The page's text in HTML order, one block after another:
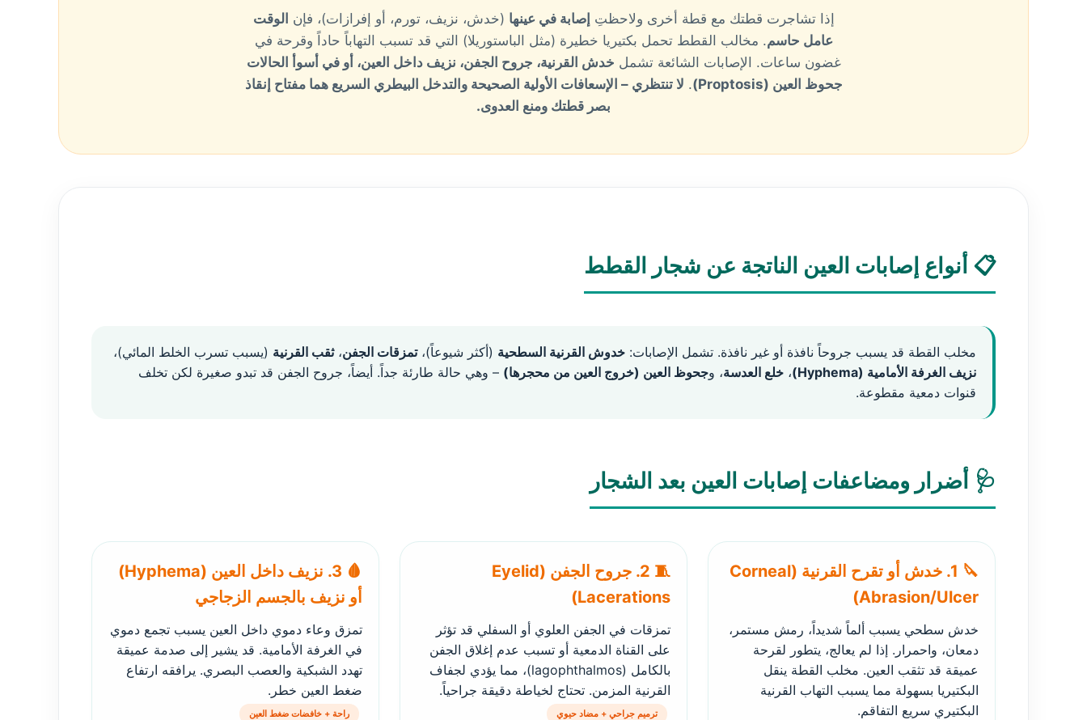
إذا تشاجرت قطتك مع قطة أخرى ولاحظتِ إصابة في عينها (خدش، نزيف، تورم، أو إفرازات)، فإن الوقت
عامل حاسم. مخالب القطط تحمل بكتيريا خطيرة (مثل الباستوريلا) التي قد تسبب التهاباً حاداً وقرحة في
غضون ساعات. الإصابات الشائعة تشمل خدش القرنية، جروح الجفن، نزيف داخل العين، أو في أسوأ الحالات
جحوظ العين (Proptosis)
. لا تنتظري – الإسعافات الأولية الصحيحة والتدخل البيطري السريع هما مفتاح إنقاذ
بصر قطتك ومنع العدوى.
📋 أنواع إصابات العين الناتجة عن شجار القطط
مخلب القطة قد يسبب جروحاً نافذة أو غير نافذة. تشمل الإصابات: خدوش القرنية السطحية (أكثر شيوعاً)،تمزقات الجفن،ثقب القرنية (يسبب تسرب الخلط المائي)،
نزيف الغرفة الأمامية (Hyphema)
، خلع العدسة، وجحوظ العين (خروج العين من محجرها) – وهي حالة طارئة جداً. أيضاً، جروح الجفن قد تبدو صغيرة لكن تخلف
قنوات دمعية مقطوعة.
🩺 أضرار ومضاعفات إصابات العين بعد الشجار
🔪 1. خدش أو تقرح القرنية (Corneal
Abrasion/Ulcer)
خدش سطحي يسبب ألماً شديداً، رمش مستمر،
دمعان، واحمرار. إذا لم يعالج، يتطور لقرحة
عميقة قد تثقب العين. مخلب القطة ينقل
البكتيريا بسهولة مما يسبب التهاب القرنية
البكتيري سريع التفاقم.
🧵 2. جروح الجفن (Eyelid
Lacerations)
تمزقات في الجفن العلوي أو السفلي قد تؤثر
على القناة الدمعية أو تسبب عدم إغلاق الجفن
بالكامل (lagophthalmos)، مما يؤدي لجفاف
القرنية المزمن. تحتاج لخياطة دقيقة جراحياً.
ترميم جراحي + مضاد حيوي
🩸 3. نزيف داخل العين (Hyphema)
أو نزيف بالجسم الزجاجي
تمزق وعاء دموي داخل العين يسبب تجمع دموي
في الغرفة الأمامية. قد يشير إلى صدمة عميقة
تهدد الشبكية والعصب البصري. يرافقه ارتفاع
ضغط العين خطر.
راحة + خافضات ضغط العين